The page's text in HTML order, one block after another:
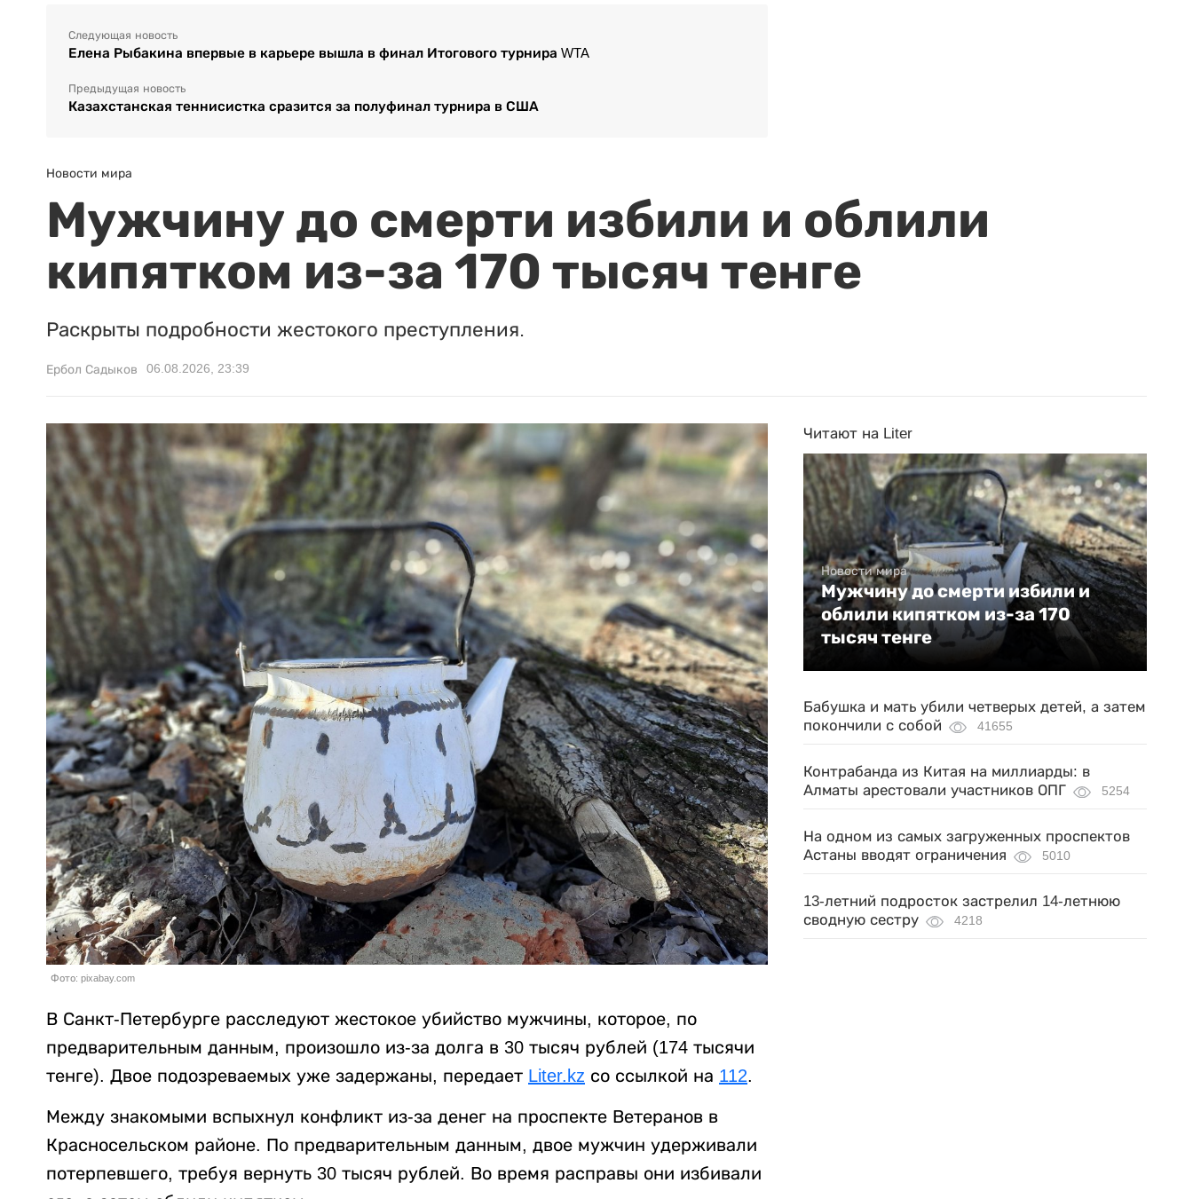
Следующая новость
Елена Рыбакина впервые в карьере вышла в финал Итогового турнира WTA
Предыдущая новость
Казахстанская теннисистка сразится за полуфинал турнира в США
Новости мира
Мужчину до смерти избили и облили
кипятком из-за 170 тысяч тенге
Раскрыты подробности жестокого преступления.
Ербол Садыков 06.08.2026, 23:39
Фото: pixabay.com
В Санкт-Петербурге расследуют жестокое убийство мужчины, которое, по
предварительным данным, произошло из-за долга в 30 тысяч рублей (174 тысячи
тенге). Двое подозреваемых уже задержаны, передает Liter.kz со ссылкой на 112.
Между знакомыми вспыхнул конфликт из-за денег на проспекте Ветеранов в
Красносельском районе. По предварительным данным, двое мужчин удерживали
потерпевшего, требуя вернуть 30 тысяч рублей. Во время расправы они избивали
Читают на Liter
Новости мира
Мужчину до смерти избили и
облили кипятком из-за 170
тысяч тенге
Бабушка и мать убили четверых детей, а затем
покончили с собой
41655
Контрабанда из Китая на миллиарды: в
Алматы арестовали участников ОПГ
5254
На одном из самых загруженных проспектов
Астаны вводят ограничения
5010
13-летний подросток застрелил 14-летнюю
сводную сестру
4218